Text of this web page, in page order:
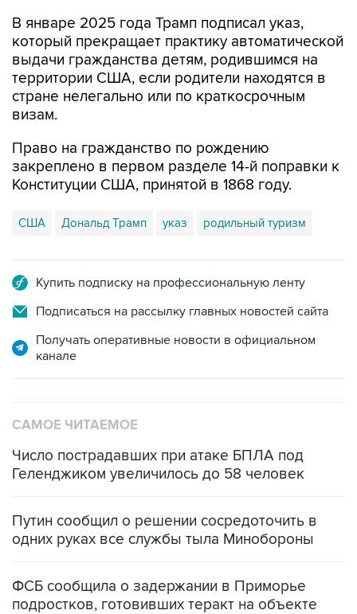
В январе 2025 года Трамп подписал указ,
который прекращает практику автоматической
выдачи гражданства детям, родившимся на
территории США, если родители находятся в
стране нелегально или по краткосрочным
визам.
Право на гражданство по рождению
закреплено в первом разделе 14-й поправки к
Конституции США, принятой в 1868 году.
США Дональд Трамп указ родильный туризм
Купить подписку на профессиональную ленту
Подписаться на рассылку главных новостей сайта
Получать оперативные новости в официальном
канале
САМОЕ ЧИТАЕМОЕ
Число пострадавших при атаке БПЛА под
Геленджиком увеличилось до 58 человек
Путин сообщил о решении сосредоточить в
одних руках все службы тыла Минобороны
ФСБ сообщила о задержании в Приморье
подростков, готовивших теракт на объекте